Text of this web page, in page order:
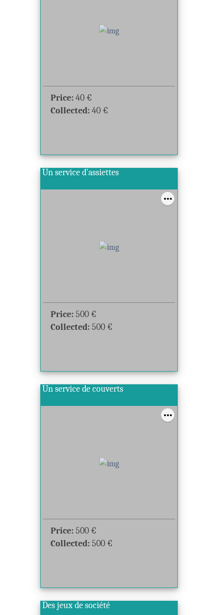
Price: 40 €
Collected: 40 €
Un service d'assiettes
Price: 500 €
Collected: 500 €
Un service de couverts
Price: 500 €
Collected: 500 €
Des jeux de société